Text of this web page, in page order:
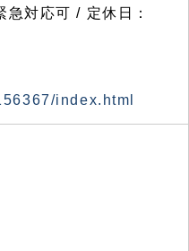
対応可 / 定休日：
index.html